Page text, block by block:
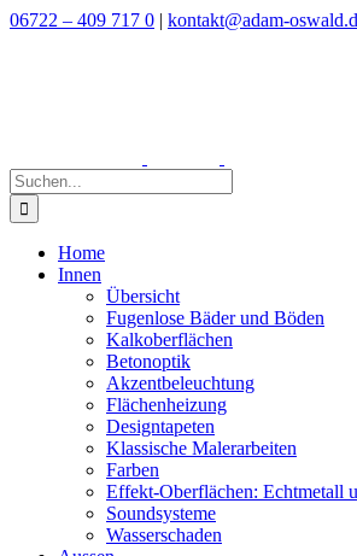
Zum
06722 – 409 717 0 | kontakt@adam-
Suche
nach:
Home
Innen
Übersicht
Fugenlose Bäder und Böden
Kalkoberflächen
Betonoptik
Akzentbeleuchtung
Flächenheizung
Designtapeten
Klassische Malerarbeiten
Farben
Effekt-Oberflächen: Echtmetall
Soundsysteme
Wasserschaden